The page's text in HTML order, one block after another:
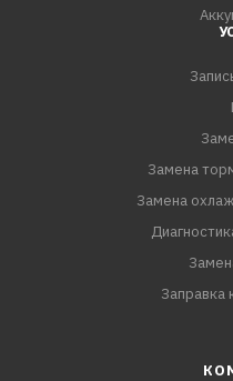
Замена
Замена
Заправка